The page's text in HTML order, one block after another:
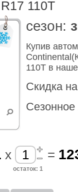
110T
cезон:
Купив
110T в
Скидка
x =
остаток: 1